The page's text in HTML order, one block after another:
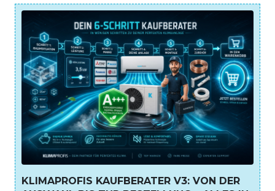
KLIMAPROFIS KAUFBERATER V3: VON DER